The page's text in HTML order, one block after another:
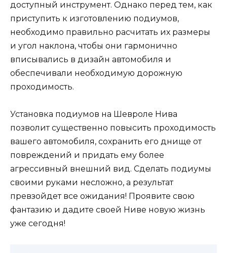
доступный инструмент. Однако перед тем, как
приступить к изготовлению подиумов,
необходимо правильно расчитать их размеры
и угол наклона, чтобы они гармонично
вписывались в дизайн автомобиля и
обеспечивали необходимую дорожную
проходимость.
Установка подиумов на Шевроле Нива
позволит существенно повысить проходимость
вашего автомобиля, сохранить его днище от
повреждений и придать ему более
агрессивный внешний вид. Сделать подиумы
своими руками несложно, а результат
превзойдет все ожидания! Проявите свою
фантазию и дадите своей Ниве новую жизнь
уже сегодня!